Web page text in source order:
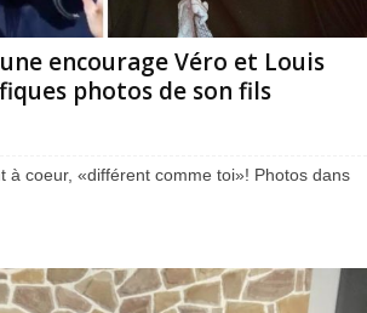
encourage Véro et Louis
photos de son fils
à coeur, «différent comme toi»! Photos dans